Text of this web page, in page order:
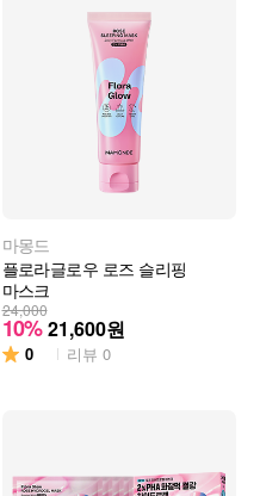
마몽드
플로라글로우 로즈 슬리핑
마스크
24,000
10% 21,600원
0 리뷰 0